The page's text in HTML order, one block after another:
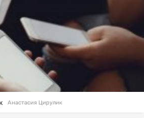
Анастасия Цирулик